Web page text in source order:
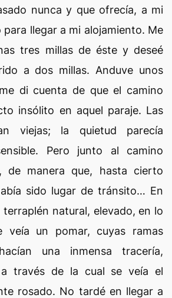
nunca y que ofrecía, a mi
para llegar a mi alojamiento. Me
tres millas de éste y deseé
a dos millas. Anduve unos
di cuenta de que el camino
insólito en aquel paraje. Las
viejas; la quietud parecía
Pero junto al camino
de manera que, hasta cierto
sido lugar de tránsito… En
natural, elevado, en lo
veía un pomar, cuyas ramas
una inmensa tracería,
través de la cual se veía el
rosado. No tardé en llegar a